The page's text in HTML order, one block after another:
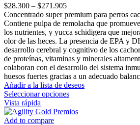
pueden
elegir
en
la
página
de
producto
$28.300 – $271.905Price
range:
$28.300
through
$271.905
Concentrado super premium para perros
Contiene pulpa de remolacha que
los nutrientes, y yucca schidigera que
olor de las heces. La presencia de EPA y
desarrollo cerebral y cognitivo de los
de proteínas, vitaminas y minerales
colaboran con el desarrollo del sistema
huesos fuertes gracias a un adecuado
Añadir a la lista de deseos
Seleccionar opcionesEste
tiene
Vista rápida
Add to compare